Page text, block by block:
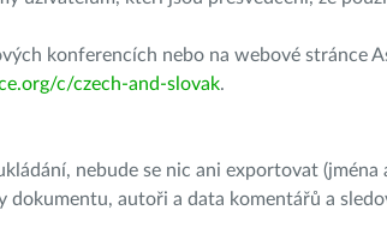
konferencích nebo na webové stránce
c/czech-and-slovak.
nebude se nic ani exportovat (jména
dokumentu, autoři a data komentářů a